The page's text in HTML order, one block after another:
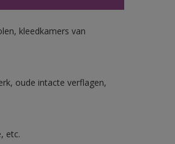
kleedkamers van
oude intacte verflagen,
etc.